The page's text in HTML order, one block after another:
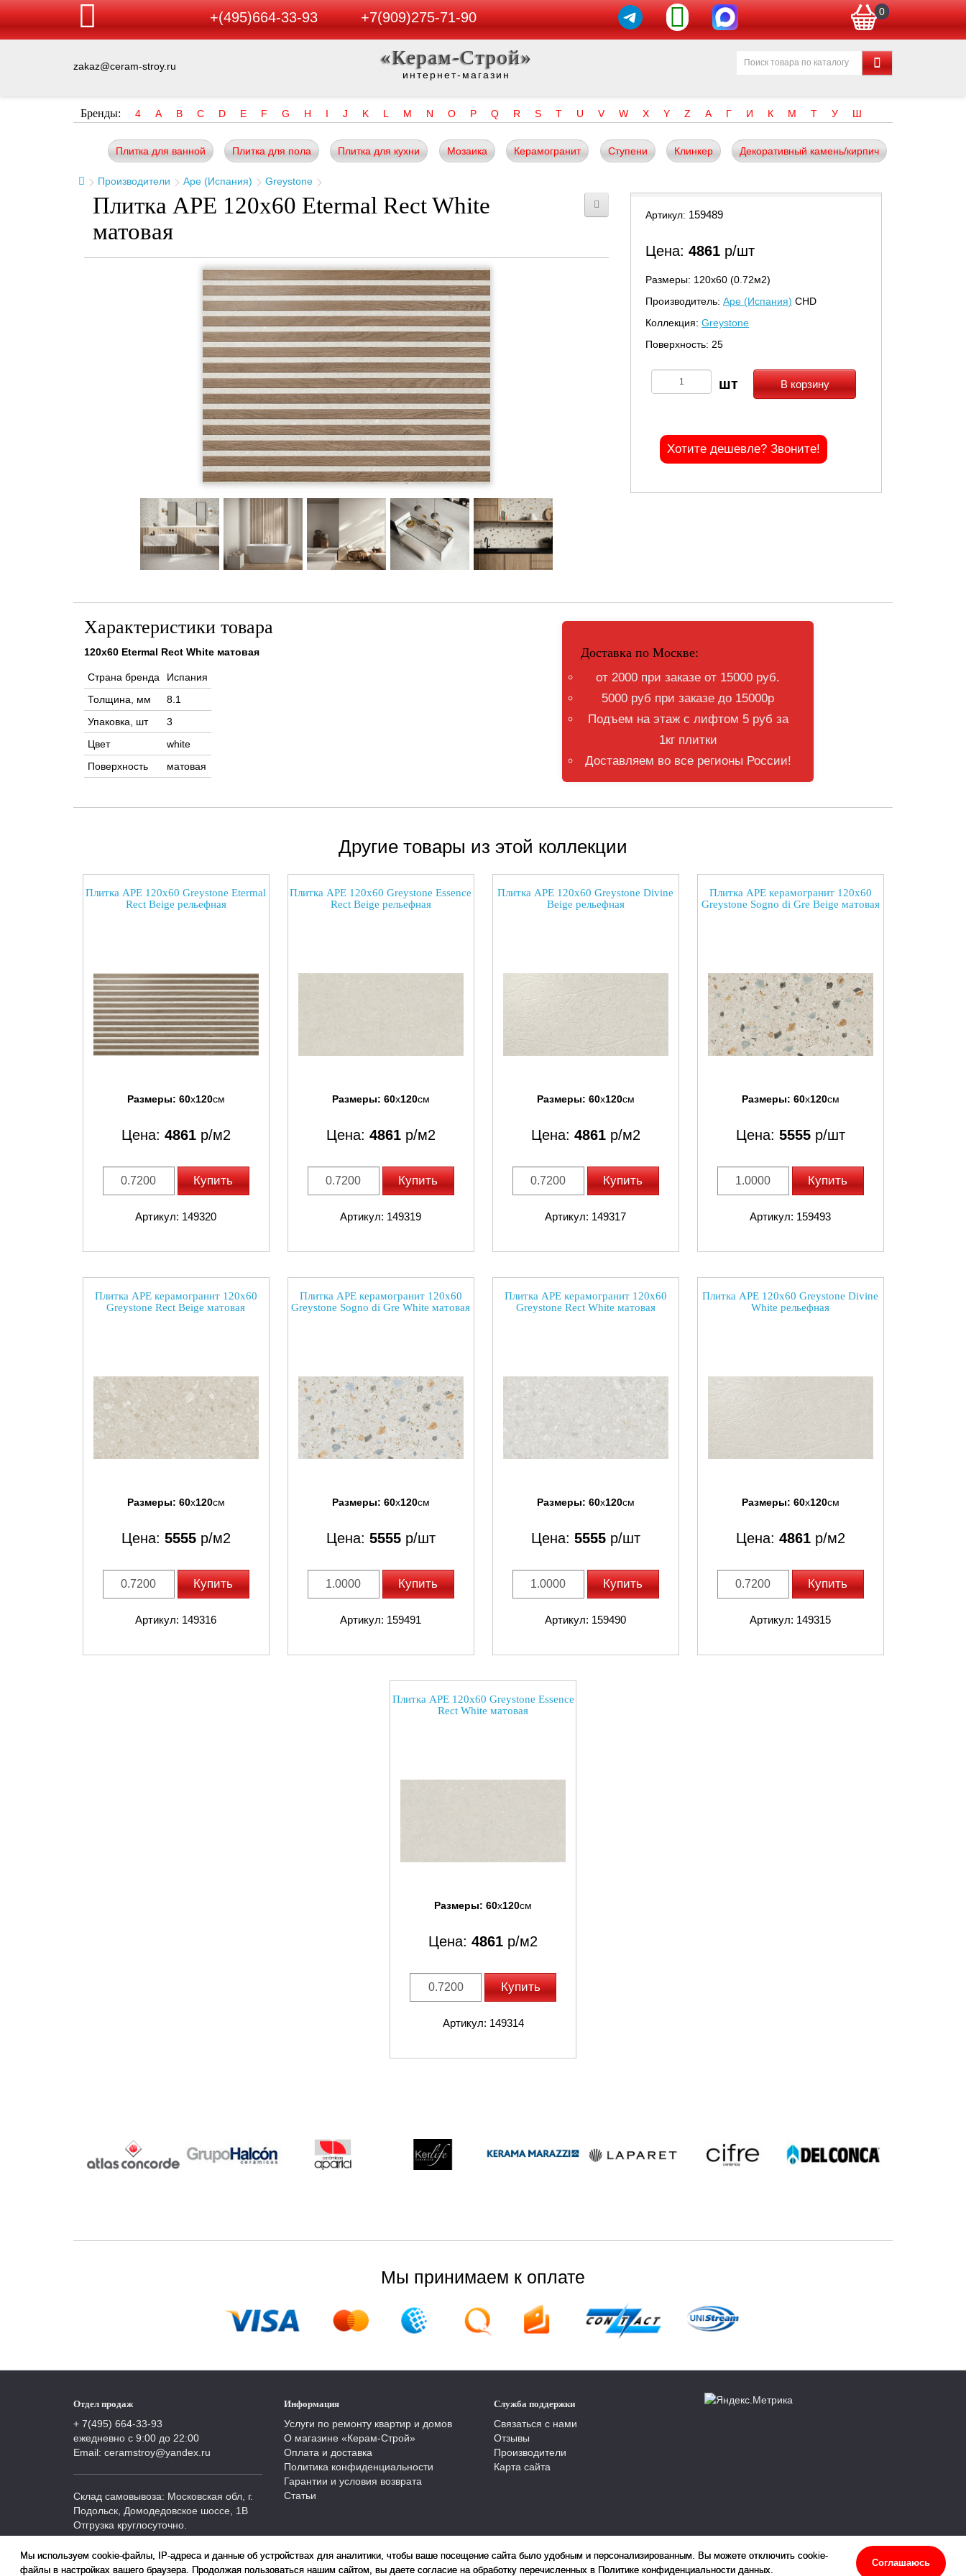
+(495)664-33-93 +7(909)275-71-90 0
zakaz@ceram-stroy.ru «Керам-Строй»
интернет-магазин
Бренды: 4 A B C D E F G H I J K L M N O P Q R S T U V W X Y Z А Г И К М Т У Ш
Плитка для ванной Плитка для пола Плитка для кухни Мозаика Керамогранит Ступени Клинкер Декоративный камень/кирпич
Мы используем cookie-файлы, IP-адреса и данные об устройствах для аналитики, чтобы ваше посещение сайта было удобным и персонализированным. Вы можете отключить cookie-
файлы в настройках вашего браузера. Продолжая пользоваться нашим сайтом, вы даете согласие на обработку перечисленных в Политике конфиденциальности данных.
Соглашаюсь
Производители Ape (Испания) Greystone
Плитка APE 120x60 Etermal Rect White
матовая
Артикул: 159489
Цена: 4861 р/шт
Размеры: 120х60 (0.72м2)
Производитель: Ape (Испания) CHD
Коллекция: Greystone
Поверхность: 25
В корзину
Хотите дешевле? Звоните!
Характеристики товара
120x60 Etermal Rect White матовая
Страна бренда
Испания
Толщина, мм
8.1
Упаковка, шт
3
Цвет
white
Поверхность
матовая
Доставка по Москве:
от 2000 при заказе от 15000 руб.
5000 руб при заказе до 15000р
Подъем на этаж с лифтом 5 руб за
1кг плитки
Доставляем во все регионы России!
Другие товары из этой коллекции
Плитка APE 120x60 Greystone Etermal
Rect Beige рельефная
Размеры: 60x120см
Цена: 4861р/м2
Купить
Артикул: 149320
Плитка APE 120x60 Greystone Essence
Rect Beige рельефная
Размеры: 60x120см
Цена: 4861р/м2
Купить
Артикул: 149319
Плитка APE 120x60 Greystone Divine
Beige рельефная
Размеры: 60x120см
Цена: 4861р/м2
Купить
Артикул: 149317
Плитка APE керамогранит 120x60
Greystone Sogno di Gre Beige матовая
Размеры: 60x120см
Цена: 5555р/шт
Купить
Артикул: 159493
Плитка APE керамогранит 120x60
Greystone Rect Beige матовая
Размеры: 60x120см
Цена: 5555р/м2
Купить
Артикул: 149316
Плитка APE керамогранит 120x60
Greystone Sogno di Gre White матовая
Размеры: 60x120см
Цена: 5555р/шт
Купить
Артикул: 159491
Плитка APE керамогранит 120x60
Greystone Rect White матовая
Размеры: 60x120см
Цена: 5555р/шт
Купить
Артикул: 159490
Плитка APE 120x60 Greystone Divine
White рельефная
Размеры: 60x120см
Цена: 4861р/м2
Купить
Артикул: 149315
Плитка APE 120x60 Greystone Essence
Rect White матовая
Размеры: 60x120см
Цена: 4861 р/м2
Купить
Артикул: 149314
Мы принимаем к оплате
Отдел продаж
+ 7(495) 664-33-93
ежедневно с 9:00 до 22:00
Email: ceramstroy@yandex.ru
Склад самовывоза: Московская обл, г.
Подольск, Домодедовское шоссе, 1В
Отгрузка круглосуточно.
Информация
Услуги по ремонту квартир и домов
О магазине «Керам-Строй»
Оплата и доставка
Политика конфиденциальности
Гарантии и условия возврата
Статьи
Служба поддержки
Связаться с нами
Отзывы
Производители
Карта сайта